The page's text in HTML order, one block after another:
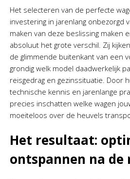
Het selecteren van de perfecte
investering in jarenlang onbezorgd
maken van deze beslissing maken
absoluut het grote verschil. Zij
de glimmende buitenkant van een
grondig welk model daadwerkelijk
reisgedrag en gezinssituatie. Door
technische kennis en jarenlange
precies inschatten welke wagen
moeiteloos over de heuvels
Het resultaat:
ontspannen na de